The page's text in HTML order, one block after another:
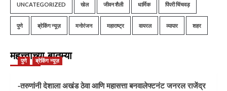
UNCATEGORIZED खेल जीवन शैली धार्मिक पिंपरी चिंचवड़
पुणे ब्रेकिंग न्यूज़ मनोरंजन महाराष्ट्र वायरल व्यापार शहर
महत्त्वाच्या बातम्या
पुणे ब्रेकिंग न्यूज़
-तरुणांनी देशाला अखंड ठेवा आणि महासत्ता बनवालेफ्टनंट जनरल राजेंद्र